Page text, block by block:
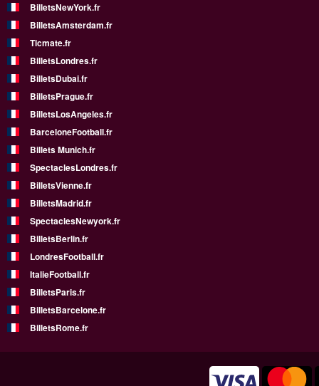
BilletsNewYork.fr
BilletsAmsterdam.fr
Ticmate.fr
BilletsLondres.fr
BilletsDubai.fr
BilletsPrague.fr
BilletsLosAngeles.fr
BarceloneFootball.fr
Billets Munich.fr
SpectaclesLondres.fr
BilletsVienne.fr
BilletsMadrid.fr
SpectaclesNewyork.fr
BilletsBerlin.fr
LondresFootball.fr
ItalieFootball.fr
BilletsParis.fr
BilletsBarcelone.fr
BilletsRome.fr